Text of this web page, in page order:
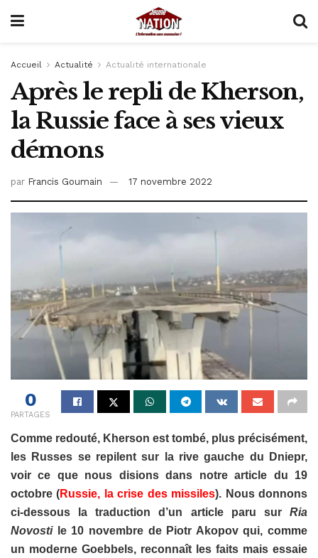
Accueil Actualité Actualité internationale
Après le repli de Kherson,
la Russie face à ses vieux
démons
par Francis Goumain 17 novembre 2022
0
PARTAGES
Comme redouté, Kherson est tombé, plus précisément,
les Russes se repilent sur la rive gauche du Dniepr,
voir ce que nous disions dans notre article du 19
octobre (Russie, la crise des missiles). Nous donnons
ci-dessous la traduction d’un article paru sur Ria
Novostile 10 novembre de Piotr Akopov qui, comme
un moderne Goebbels, reconnaît les faits mais essaie